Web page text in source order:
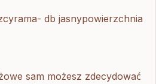
db jasnypowierzchnia
sam możesz zdecydować